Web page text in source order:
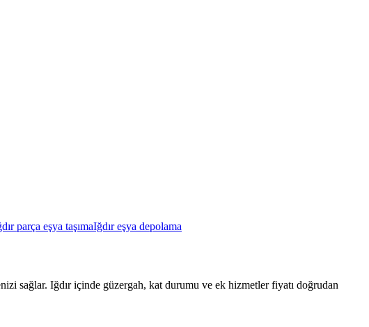
parça eşya taşımaIğdır eşya depolama
sağlar. Iğdır içinde güzergah, kat durumu ve ek hizmetler fiyatı doğrudan